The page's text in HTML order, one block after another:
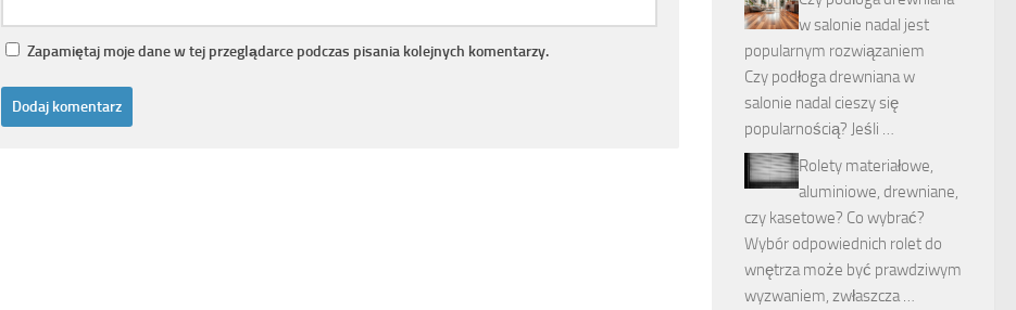
Zapamiętaj moje dane w tej przeglądarce podczas pisania kolejnych komentarzy.
w salonie nadal jest
popularnym rozwiązaniem
Czy podłoga drewniana w
salonie nadal cieszy się
popularnością? Jeśli …
Rolety materiałowe,
aluminiowe, drewniane,
czy kasetowe? Co wybrać?
Wybór odpowiednich rolet do
wnętrza może być prawdziwym
wyzwaniem, zwłaszcza …